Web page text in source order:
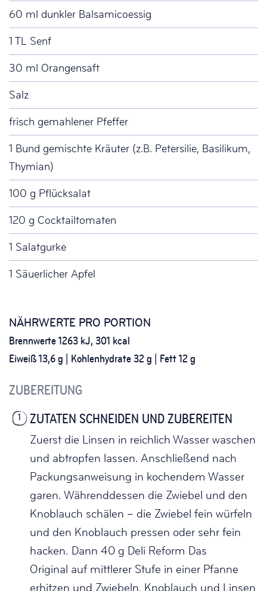
60 ml dunkler Balsamicoessig
1 TL Senf
30 ml Orangensaft
Salz
frisch gemahlener Pfeffer
1 Bund gemischte Kräuter (z.B. Petersilie, Basilikum,
Thymian)
100 g Pflücksalat
120 g Cocktailtomaten
1 Salatgurke
1 Säuerlicher Apfel
NÄHRWERTE PRO PORTION
Brennwerte 1263 kJ, 301 kcal
Eiweiß 13,6 g | Kohlenhydrate 32 g | Fett 12 g
ZUBEREITUNG
1 ZUTATEN SCHNEIDEN UND ZUBEREITEN
Zuerst die Linsen in reichlich Wasser waschen
und abtropfen lassen. Anschließend nach
Packungsanweisung in kochendem Wasser
garen. Währenddessen die Zwiebel und den
Knoblauch schälen – die Zwiebel fein würfeln
und den Knoblauch pressen oder sehr fein
hacken. Dann 40 g Deli Reform Das
Original auf mittlerer Stufe in einer Pfanne
erhitzen und Zwiebeln, Knoblauch und Linsen